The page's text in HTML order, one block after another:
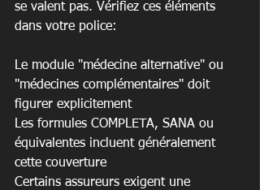
se valent pas. Vérifiez ces éléments
dans votre police:
Le module "médecine alternative" ou
"médecines complémentaires" doit
figurer explicitement
Les formules COMPLETA, SANA ou
équivalentes incluent généralement
cette couverture
Certains assureurs exigent une